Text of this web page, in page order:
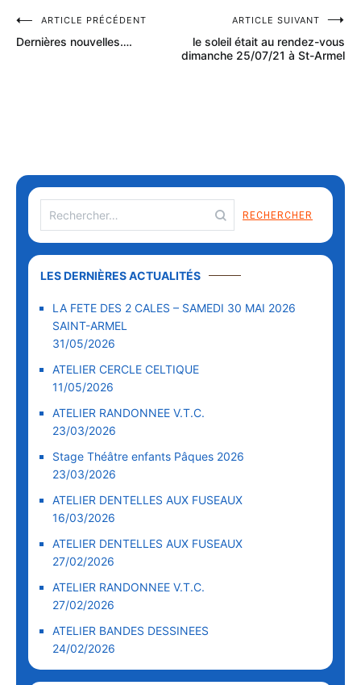
ARTICLE PRÉCÉDENT
Dernières nouvelles….
ARTICLE SUIVANT
le soleil était au rendez-vous
dimanche 25/07/21 à St-Armel
LES DERNIÈRES ACTUALITÉS
LA FETE DES 2 CALES – SAMEDI 30 MAI 2026
SAINT-ARMEL
31/05/2026
ATELIER CERCLE CELTIQUE
11/05/2026
ATELIER RANDONNEE V.T.C.
23/03/2026
Stage Théâtre enfants Pâques 2026
23/03/2026
ATELIER DENTELLES AUX FUSEAUX
16/03/2026
ATELIER DENTELLES AUX FUSEAUX
27/02/2026
ATELIER RANDONNEE V.T.C.
27/02/2026
ATELIER BANDES DESSINEES
24/02/2026